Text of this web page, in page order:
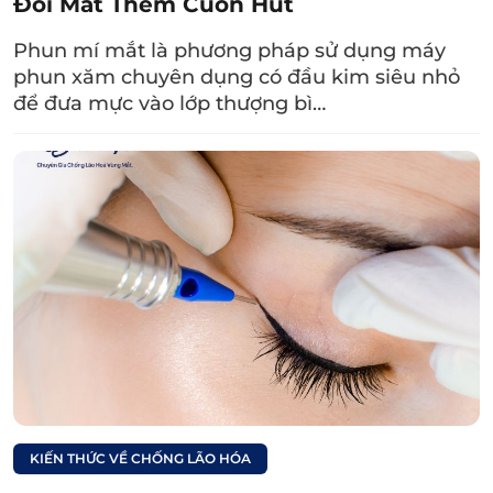
Lấy mỡ bọng mắt qua đường kết mạc là dạng tiểu phẫu
đơn giản, đảm bảo an toàn.
3.2. Lấy mỡ bọng mắt qua đường rạch
Phun mí mắt là phương pháp sử dụng máy
phun xăm chuyên dụng có đầu kim siêu nhỏ
để đưa mực vào lớp thượng bì…
KIẾN THỨC VỀ CHỐNG LÃO HÓA